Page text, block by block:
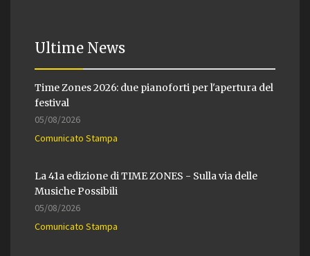
Ultime News
Time Zones 2026: due pianoforti per l'apertura del
festival
05/08/2026
Comunicato Stampa
La 41a edizione di TIME ZONES - Sulla via delle
Musiche Possibili
05/08/2026
Comunicato Stampa